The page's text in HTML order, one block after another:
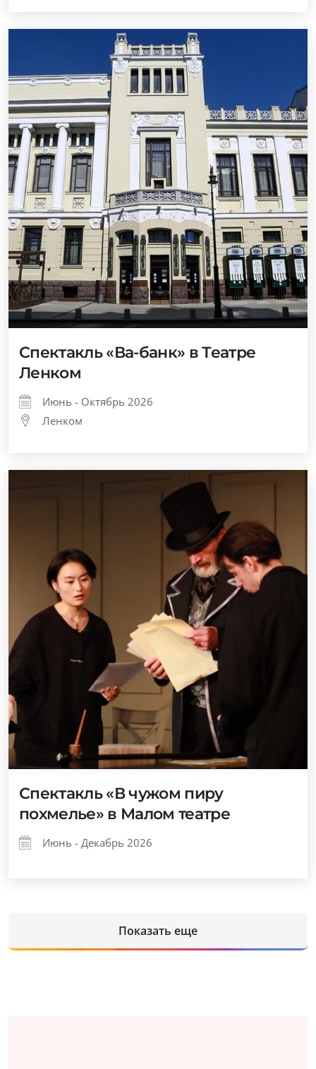
Спектакль «Ва-банк» в Театре
Ленком
Июнь - Октябрь 2026
Ленком
Спектакль «В чужом пиру
похмелье» в Малом театре
Июнь - Декабрь 2026
Показать еще